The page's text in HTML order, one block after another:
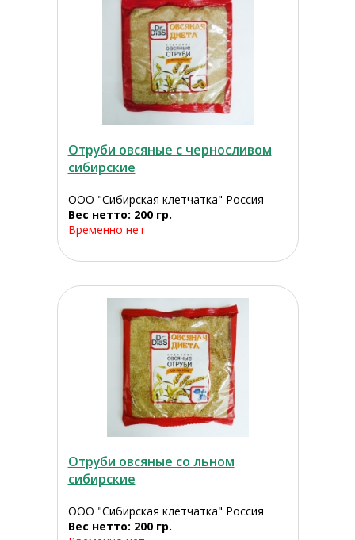
Отруби овсяные с черносливом
сибирские
ООО "Сибирская клетчатка" Россия
Вес нетто: 200 гр.
Временно нет
Отруби овсяные со льном
сибирские
ООО "Сибирская клетчатка" Россия
Вес нетто: 200 гр.